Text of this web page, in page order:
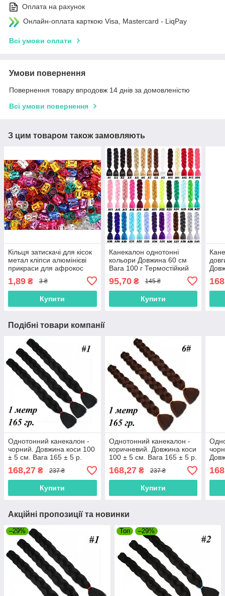
Оплата на рахунок
Онлайн-оплата карткою Visa, Mastercard - LiqPay
Всі умови оплати
Умови повернення
Повернення товару впродовж 14 днів за домовленістю
Всі умови повернення
З цим товаром також замовляють
Кільця затискачі для кісок
метал кліпси алюмінієві
прикраси для афрокос
зачісок дред
1,89 ₴ 3 ₴
Купити
Канекалон однотонні
кольори Довжина 60 см
Вага 100 г Термостійкий
95,70₴ 145 ₴
Купити
Подібні товари компанії
Однотонний канекалон -
чорний. Довжина коси 100
± 5 см. Вага 165 ± 5 р.
Термостійкий. 1#100
168,27 ₴ 237 ₴
Купити
Однотонний канекалон -
коричневий. Довжина коси
100 ± 5 см. Вага 165 ± 5 р.
Термостійкий. 6#100
168,27₴ 237 ₴
Купити
Акційні пропозиції та новинки
–29% Топ –29%